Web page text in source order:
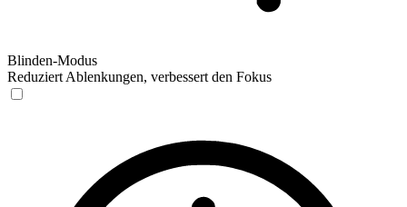
Blinden-Modus
Reduziert Ablenkungen, verbessert den Fokus